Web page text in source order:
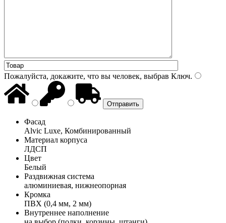
Пожалуйста, докажите, что вы человек, выбрав Ключ.
Фасад
Alvic Luxe, Комбинированный
Материал корпуса
ЛДСП
Цвет
Белый
Раздвижная система
алюминиевая, нижнеопорная
Кромка
ПВХ (0,4 мм, 2 мм)
Внутреннее наполнение